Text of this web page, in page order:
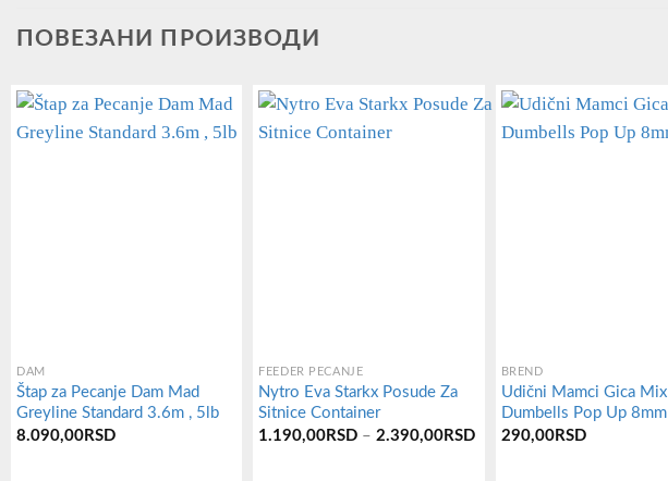
ПОВЕЗАНИ ПРОИЗВОДИ
DAM
Štap za Pecanje Dam Mad
Greyline Standard 3.6m , 5lb
8.090,00 RSD
FEEDER PECANJE
Nytro Eva Starkx Posude Za
Sitnice Container
1.190,00 RSD – 2.390,00 RSDРаспон
BREND
Udični Mamci Gica Mix
Dumbells Pop Up 8mm
290,00RSD